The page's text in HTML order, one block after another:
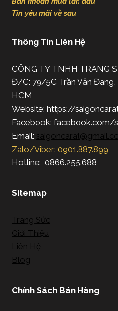
Tin yêu mãi về sau
Thông Tin Liên Hệ
CÔNG TY TNHH TRANG
Đ/C: 79/5C Trần Văn Đang,
HCM
Website: https://
Facebook: facebook.com/
Email:
Zalo/Viber: 0901.887.899
Hotline: 0866.255.688
Sitemap
Trang Sức
Giới Thiệu
Liên Hệ
Blog
Chính Sách Bán Hàng